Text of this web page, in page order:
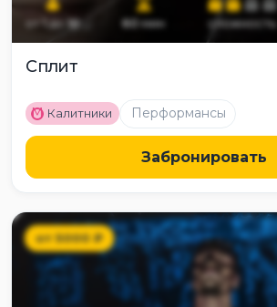
от до10 60мин сложность
Сплит
M Калитники Перформансы
Забронировать
от5000₽